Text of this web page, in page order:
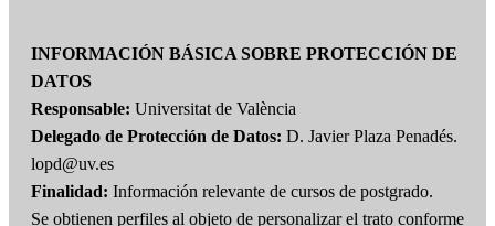
INFORMACIÓN BÁSICA SOBRE PROTECCIÓN DE
DATOS
Responsable: Universitat de València
Delegado de Protección de Datos: D. Javier Plaza Penadés.
lopd@uv.es
Finalidad: Información relevante de cursos de postgrado.
Se obtienen perfiles al objeto de personalizar el trato conforme